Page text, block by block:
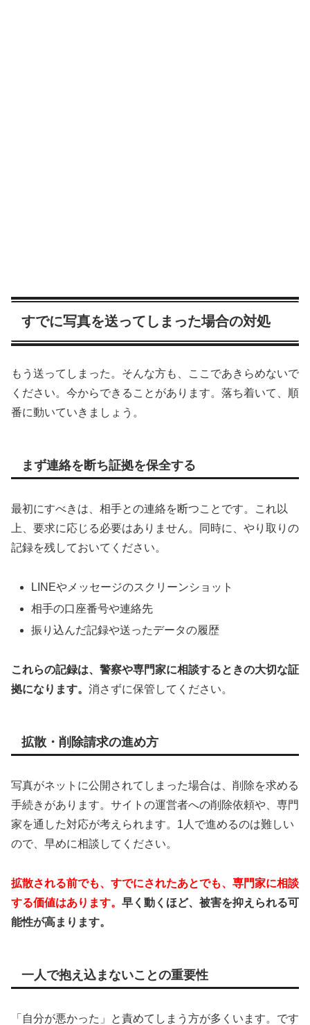
すでに写真を送ってしまった場合の対処
もう送ってしまった。そんな方も、ここであきらめないで
ください。今からできることがあります。落ち着いて、順
番に動いていきましょう。
まず連絡を断ち証拠を保全する
最初にすべきは、相手との連絡を断つことです。これ以
上、要求に応じる必要はありません。同時に、やり取りの
記録を残しておいてください。
LINEやメッセージのスクリーンショット
相手の口座番号や連絡先
振り込んだ記録や送ったデータの履歴
これらの記録は、警察や専門家に相談するときの大切な証
拠になります。 消さずに保管してください。
拡散・削除請求の進め方
写真がネットに公開されてしまった場合は、削除を求める
手続きがあります。サイトの運営者への削除依頼や、専門
家を通した対応が考えられます。1人で進めるのは難しい
ので、早めに相談してください。
拡散される前でも、すでにされたあとでも、専門家に相談
する価値はあります。 早く動くほど、被害を抑えられる可
能性が高まります。
一人で抱え込まないことの重要性
「自分が悪かった」と責めてしまう方が多くいます。です